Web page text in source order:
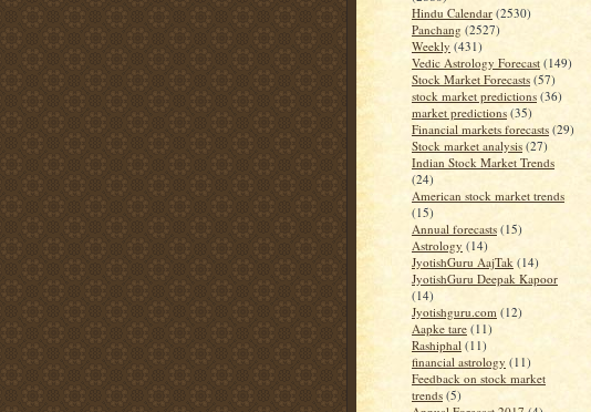
Hindu Calendar (2530)
Panchang (2527)
Weekly (431)
Vedic Astrology Forecast (149)
Stock Market Forecasts (57)
stock market predictions (36)
market predictions (35)
Financial markets forecasts (29)
Stock market analysis (27)
Indian Stock Market Trends
(24)
American stock market trends
(15)
Annual forecasts (15)
Astrology (14)
JyotishGuru AajTak (14)
JyotishGuru Deepak Kapoor
(14)
Jyotishguru.com (12)
Aapke tare (11)
Rashiphal (11)
financial astrology (11)
Feedback on stock market
trends (5)